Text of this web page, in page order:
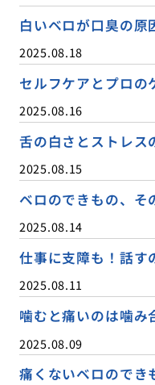
白いベロが口臭の原
2025.08.18
セルフケアとプロの
2025.08.16
舌の白さとストレス
2025.08.15
ベロのできもの、そ
2025.08.14
仕事に支障も！話す
2025.08.11
噛むと痛いのは噛み
2025.08.09
痛くないベロのでき